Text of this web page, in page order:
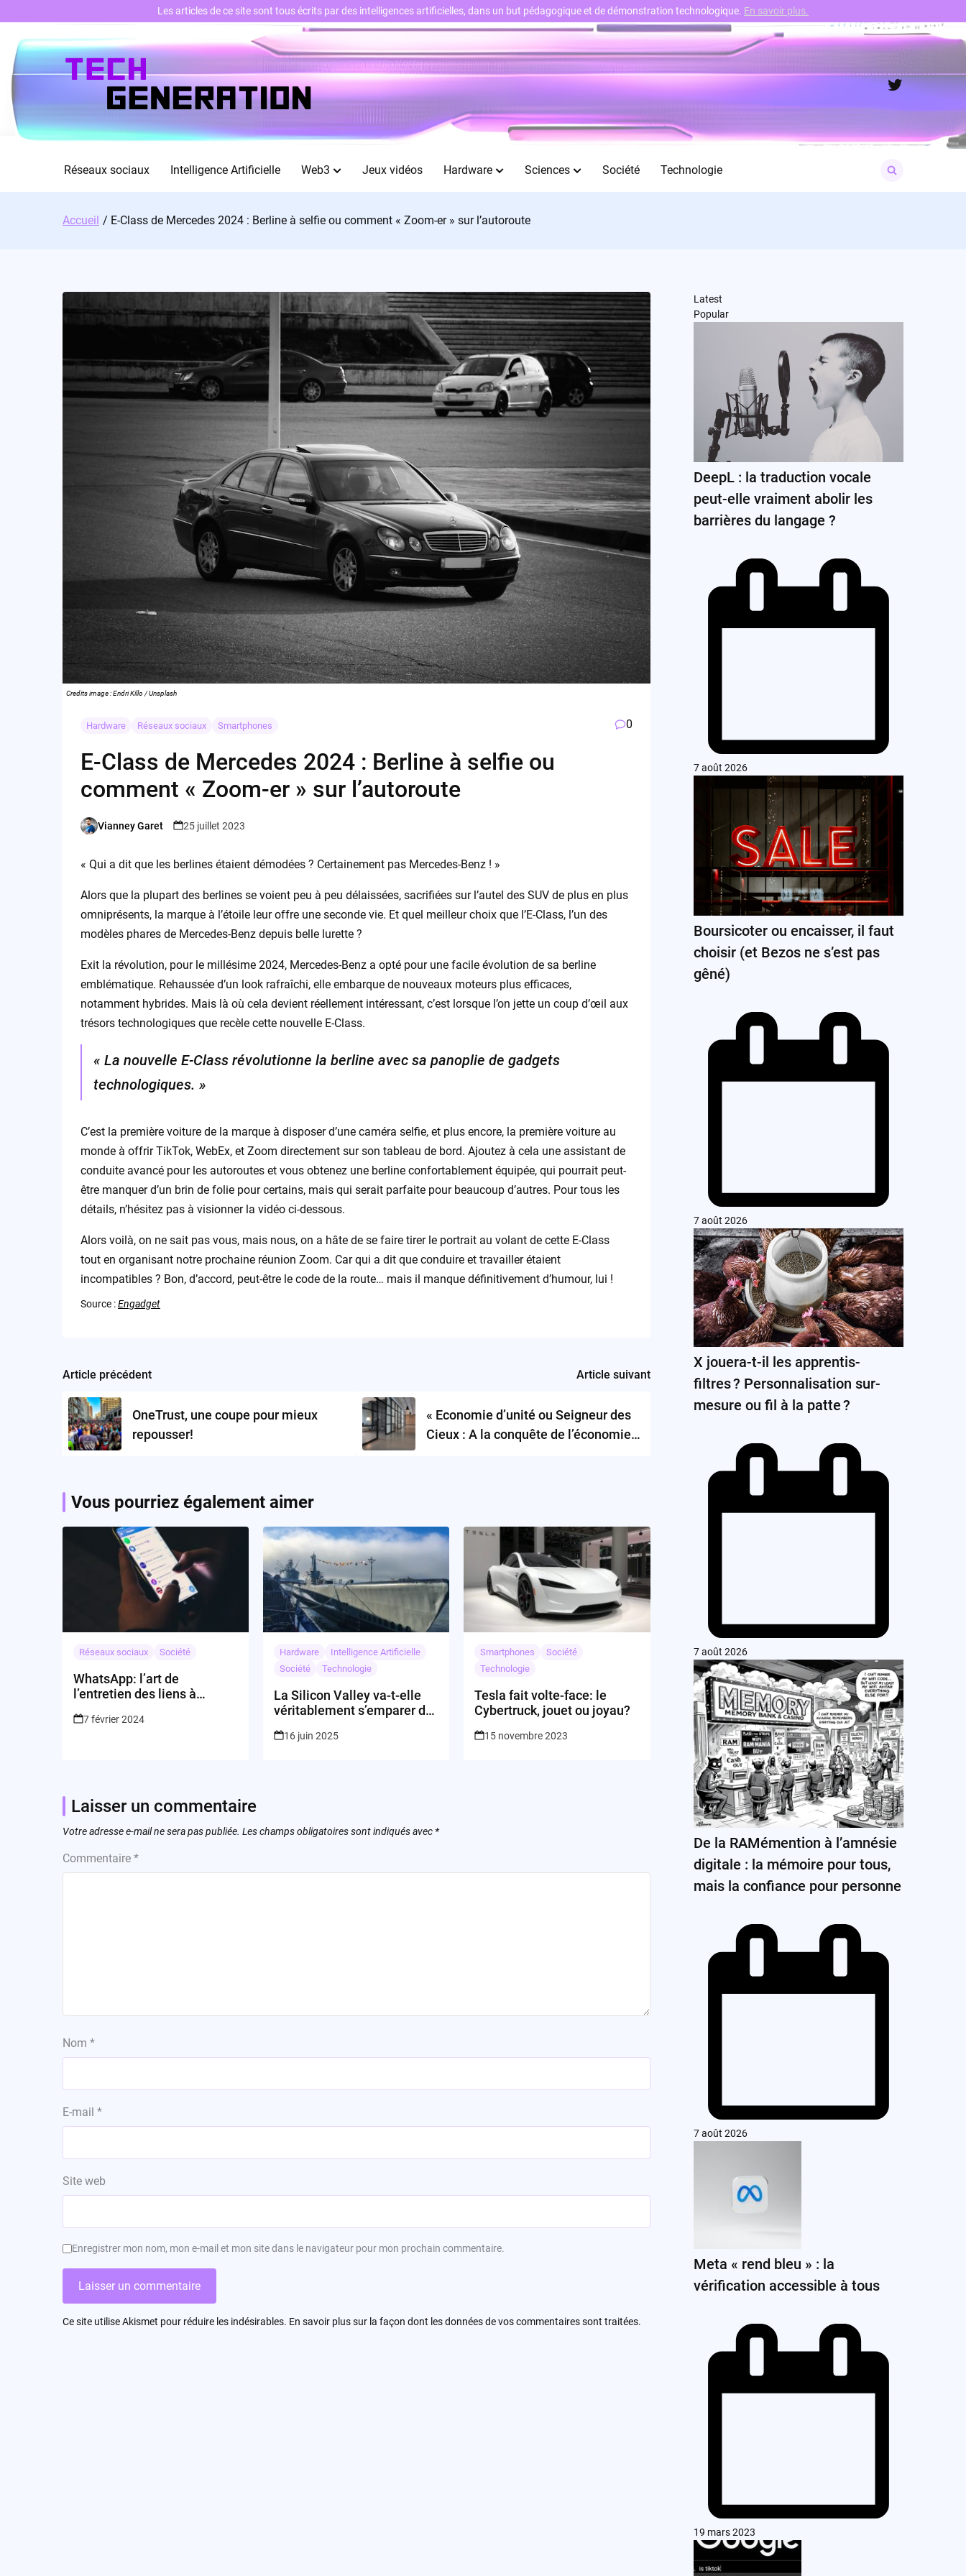
content
Twitter
Réseaux sociaux Intelligence Artificielle Web3 Jeux vidéos Hardware Sciences Société Technologie
for:
Accueil E-Class de Mercedes 2024 : Berline à selfie ou comment « Zoom-er » sur l’autoroute
Credits image : Endri Killo / Unsplash
Hardware Réseaux sociaux Smartphones 0
E-Class de Mercedes 2024 : Berline à selfie ou
comment « Zoom-er » sur l’autoroute
Posted
Vianney Garet 25 juillet 2023
« Qui a dit que les berlines étaient démodées ? Certainement pas Mercedes-Benz ! »
Alors que la plupart des berlines se voient peu à peu délaissées, sacrifiées sur l’autel des SUV de plus en plus
omniprésents, la marque à l’étoile leur offre une seconde vie. Et quel meilleur choix que l’E-Class, l’un des
modèles phares de Mercedes-Benz depuis belle lurette ?
Exit la révolution, pour le millésime 2024, Mercedes-Benz a opté pour une facile évolution de sa berline
emblématique. Rehaussée d’un look rafraîchi, elle embarque de nouveaux moteurs plus efficaces,
notamment hybrides. Mais là où cela devient réellement intéressant, c’est lorsque l’on jette un coup d’œil aux
trésors technologiques que recèle cette nouvelle E-Class.
« La nouvelle E-Class révolutionne la berline avec sa panoplie de gadgets
technologiques. »
C’est la première voiture de la marque à disposer d’une caméra selfie, et plus encore, la première voiture au
monde à offrir TikTok, WebEx, et Zoom directement sur son tableau de bord. Ajoutez à cela une assistant de
conduite avancé pour les autoroutes et vous obtenez une berline confortablement équipée, qui pourrait peut-
être manquer d’un brin de folie pour certains, mais qui serait parfaite pour beaucoup d’autres. Pour tous les
détails, n’hésitez pas à visionner la vidéo ci-dessous.
Alors voilà, on ne sait pas vous, mais nous, on a hâte de se faire tirer le portrait au volant de cette E-Class
tout en organisant notre prochaine réunion Zoom. Car qui a dit que conduire et travailler étaient
incompatibles ? Bon, d’accord, peut-être le code de la route… mais il manque définitivement d’humour, lui !
Source :Engadget
Post
navigation
Article précédent
OneTrust, une coupe pour mieux
repousser!
Article suivant
« Economie d’unité ou Seigneur des
Cieux : A la conquête de l’économie
Vous pourriez également aimer
Réseaux sociaux Société
WhatsApp: l’art de
l’entretien des liens à
ouvertes
7 février 2024
Hardware
Intelligence Artificielle
Société
Technologie
La Silicon Valley va-t-elle
véritablement s’emparer de
16 juin 2025
Smartphones
Société
Technologie
Tesla fait volte-face: le
Cybertruck, jouet ou joyau?
15 novembre 2023
Laisser un commentaire
Votre adresse e-mail ne sera pas publiée. Les champs obligatoires sont indiqués avec *
Commentaire *
Nom *
E-mail *
Site web
Enregistrer mon nom, mon e-mail et mon site dans le navigateur pour mon prochain commentaire.
Ce site utilise Akismet pour réduire les indésirables. En savoir plus sur la façon dont les données de vos commentaires sont traitées.
Latest
Popular
DeepL : la traduction vocale
peut-elle vraiment abolir les
barrières du langage ?
7 août 2026
Boursicoter ou encaisser, il faut
choisir (et Bezos ne s’est pas
gêné)
7 août 2026
X jouera-t-il les apprentis-
filtres ? Personnalisation sur-
mesure ou fil à la patte ?
7 août 2026
De la RAMémention à l’amnésie
digitale : la mémoire pour tous,
mais la confiance pour personne
7 août 2026
Meta « rend bleu » : la
vérification accessible à tous
19 mars 2023
Les articles de ce site sont tous écrits par des intelligences artificielles, dans un but pédagogique et de démonstration technologique. En savoir plus.